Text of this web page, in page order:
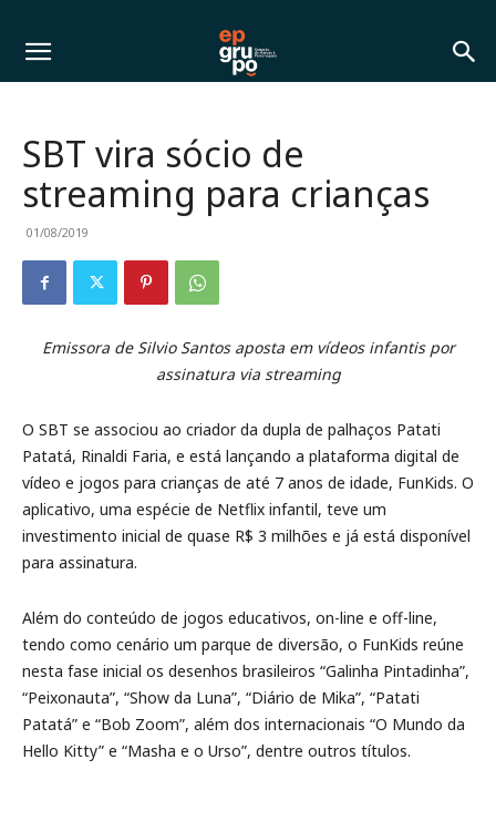
SBT vira sócio de
streaming para crianças
01/08/2019
Emissora de Silvio Santos aposta em vídeos infantis por
assinatura via streaming
O SBT se associou ao criador da dupla de palhaços Patati
Patatá, Rinaldi Faria, e está lançando a plataforma digital de
vídeo e jogos para crianças de até 7 anos de idade, FunKids. O
aplicativo, uma espécie de Netflix infantil, teve um
investimento inicial de quase R$ 3 milhões e já está disponível
para assinatura.
Além do conteúdo de jogos educativos, on-line e off-line,
tendo como cenário um parque de diversão, o FunKids reúne
nesta fase inicial os desenhos brasileiros “Galinha Pintadinha”,
“Peixonauta”, “Show da Luna”, “Diário de Mika”, “Patati
Patatá” e “Bob Zoom”, além dos internacionais “O Mundo da
Hello Kitty” e “Masha e o Urso”, dentre outros títulos.